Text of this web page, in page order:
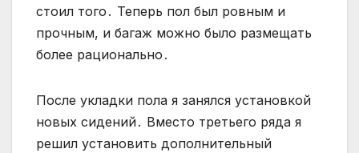
стоил того․ Теперь пол был ровным и
прочным, и багаж можно было размещать
более рационально․
После укладки пола я занялся установкой
новых сидений․ Вместо третьего ряда я
решил установить дополнительный